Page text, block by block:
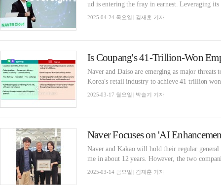
ud is entering the fray in earnest. Leveraging
2025-04-24 목요일 | 김재훈 기자
Naver and Daiso are emerging as major
Korea’s retail industry to achieve 41 trillion
2025-03-17 월요일 | 박슬기 기자
Naver and Kakao will hold their regular
me in about 12 years. However, the two
2025-03-14 금요일 | 김재훈 기자